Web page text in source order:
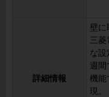
詳細情報
壁に
三
な設
週
機能
現。